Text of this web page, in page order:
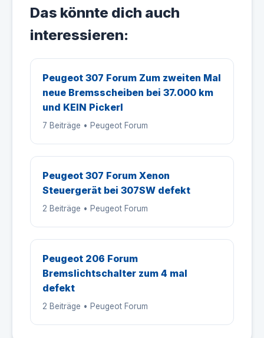
Das könnte dich auch
interessieren:
Peugeot 307 Forum Zum zweiten Mal
neue Bremsscheiben bei 37.000 km
und KEIN Pickerl
7 Beiträge • Peugeot Forum
Peugeot 307 Forum Xenon
Steuergerät bei 307SW defekt
2 Beiträge • Peugeot Forum
Peugeot 206 Forum
Bremslichtschalter zum 4 mal
defekt
2 Beiträge • Peugeot Forum